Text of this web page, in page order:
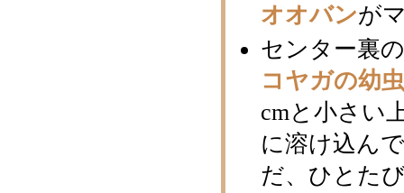
オオバンが
センター裏
コヤガの幼
cmと小さい
に溶け込ん
だ、ひとた